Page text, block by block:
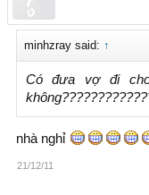
minhzray said: ↑
Có đưa vợ đi
nhà nghỉ
21/12/11